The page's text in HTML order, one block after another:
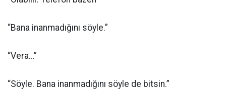
“Bana inanmadığını söyle.”
“Vera…”
“Söyle. Bana inanmadığını söyle de bitsin.”